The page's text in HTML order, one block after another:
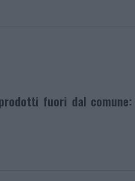
fuori dal